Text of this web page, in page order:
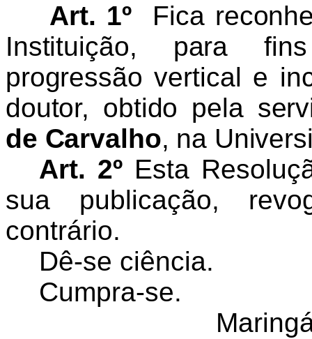
Art. 1º
Fica
Instituição, para
progressão vertical e
doutor, obtido pela
de Carvalho, na
Art. 2ºEsta
sua publicação,
contrário.
Dê-se ciência.
Cumpra-se.